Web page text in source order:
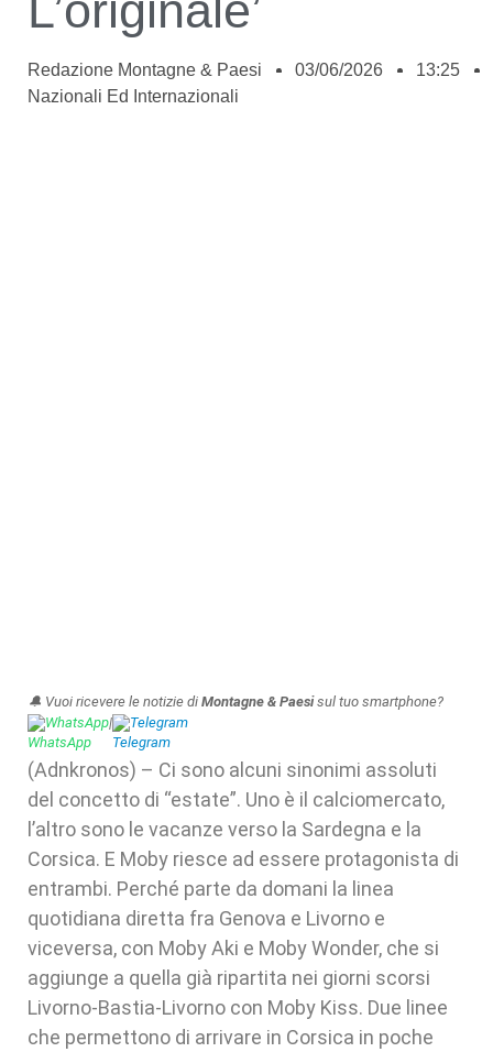
Redazione Montagne & Paesi 03/06/2026
13:25
Nazionali Ed Internazionali
🔔 Vuoi ricevere le notizie di Montagne & Paesisul tuo smartphone?
WhatsApp| Telegram
(Adnkronos) – Ci sono alcuni sinonimi assoluti
del concetto di “estate”. Uno è il calciomercato,
l’altro sono le vacanze verso la Sardegna e la
Corsica. E Moby riesce ad essere protagonista di
entrambi. Perché parte da domani la linea
quotidiana diretta fra Genova e Livorno e
viceversa, con Moby Aki e Moby Wonder, che si
aggiunge a quella già ripartita nei giorni scorsi
Livorno-Bastia-Livorno con Moby Kiss. Due linee
che permettono di arrivare in Corsica in poche